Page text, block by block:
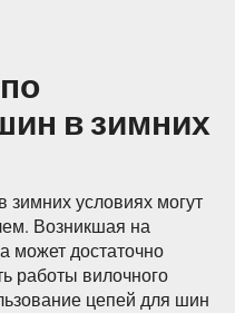
в зимних
зимних условиях могут
Возникшая на
может достаточно
работы вилочного
цепей для шин